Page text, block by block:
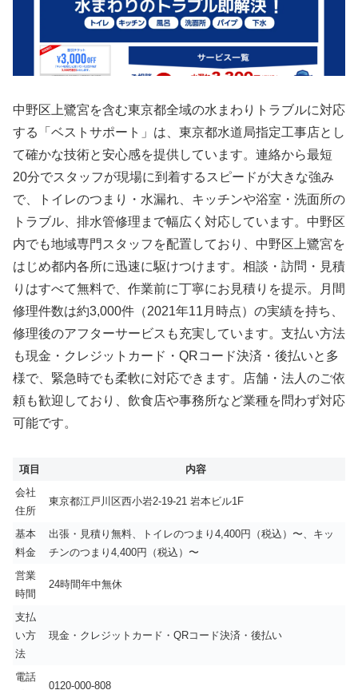
中野区上鷺宮を含む東京都全域の水まわりトラブルに対応
する「ベストサポート」は、東京都水道局指定工事店とし
て確かな技術と安心感を提供しています。連絡から最短
20分でスタッフが現場に到着するスピードが大きな強み
で、トイレのつまり・水漏れ、キッチンや浴室・洗面所の
トラブル、排水管修理まで幅広く対応しています。中野区
内でも地域専門スタッフを配置しており、中野区上鷺宮を
はじめ都内各所に迅速に駆けつけます。相談・訪問・見積
りはすべて無料で、作業前に丁寧にお見積りを提示。月間
修理件数は約3,000件（2021年11月時点）の実績を持ち、
修理後のアフターサービスも充実しています。支払い方法
も現金・クレジットカード・QRコード決済・後払いと多
様で、緊急時でも柔軟に対応できます。店舗・法人のご依
頼も歓迎しており、飲食店や事務所など業種を問わず対応
可能です。
項目
内容
会社
住所
東京都江戸川区西小岩2-19-21 岩本ビル1F
基本
料金
出張・見積り無料、トイレのつまり4,400円（税込）〜、キッ
チンのつまり4,400円（税込）〜
営業
時間
24時間年中無休
支払
い方
法
現金・クレジットカード・QRコード決済・後払い
電話
0120-000-808